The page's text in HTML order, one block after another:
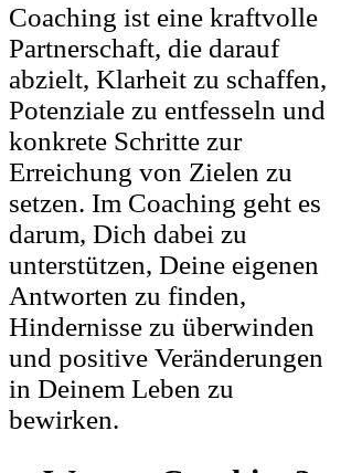
Coaching ist eine kraftvolle
Partnerschaft, die darauf
abzielt, Klarheit zu schaffen,
Potenziale zu entfesseln und
konkrete Schritte zur
Erreichung von Zielen zu
setzen. Im Coaching geht es
darum, Dich dabei zu
unterstützen, Deine eigenen
Antworten zu finden,
Hindernisse zu überwinden
und positive Veränderungen
in Deinem Leben zu
bewirken.